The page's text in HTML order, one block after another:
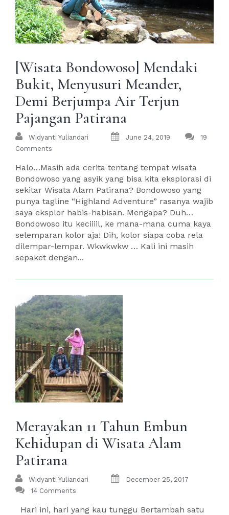
[Wisata Bondowoso] Mendaki
Bukit, Menyusuri Meander,
Demi Berjumpa Air Terjun
Pajangan Patirana
Widyanti Yuliandari June 24, 2019
19
Comments
Halo…Masih ada cerita tentang tempat wisata
Bondowoso yang asyik yang bisa kita eksplorasi di
sekitar Wisata Alam Patirana? Bondowoso yang
punya tagline “Highland Adventure” rasanya wajib
saya eksplor habis-habisan. Mengapa? Duh…
Bondowoso itu keciiiil, ke mana-mana cuma kaya
selemparan kolor aja! Dih, kolor siapa coba rela
dilempar-lempar. Wkwkwkw … Kali ini masih
sepaket dengan...
Merayakan 11 Tahun Embun
Kehidupan di Wisata Alam
Patirana
Widyanti Yuliandari
December 25, 2017
14 Comments
Hari ini, hari yang kau tunggu Bertambah satu